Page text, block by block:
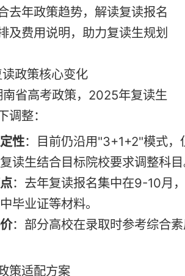
去年政策趋势，解读复读报名
及费用说明，助力复读生规划
政策核心变化
省高考政策，2025年复读生
调整：
性：目前仍沿用"3+1+2"模式
复读生结合目标院校要求调整科
：去年复读报名集中在9-10月
毕业证等材料。
：部分高校在录取时参考综合
策适配方案